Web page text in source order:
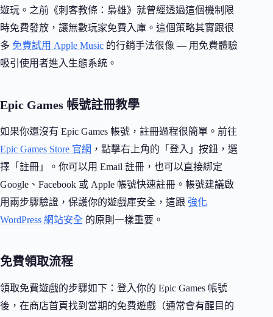
遊玩。之前《刺客教條：梟雄》就曾經透過這個機制限
時免費發放，讓無數玩家免費入庫。這個策略其實跟很
多 免費試用 Apple Music 的行銷手法很像 — 用免費體驗
吸引使用者進入生態系統。
Epic Games 帳號註冊教學
如果你還沒有 Epic Games 帳號，註冊過程很簡單。前往
Epic Games Store 官網 ，點擊右上角的「登入」按鈕，選
擇「註冊」。你可以用 Email 註冊，也可以直接綁定
Google、Facebook 或 Apple 帳號快速註冊。帳號建議啟
用兩步驟驗證，保護你的遊戲庫安全，這跟 強化
WordPress 網站安全 的原則一樣重要。
免費領取流程
領取免費遊戲的步驟如下：登入你的 Epic Games 帳號
後，在商店首頁找到當期的免費遊戲（通常會有醒目的